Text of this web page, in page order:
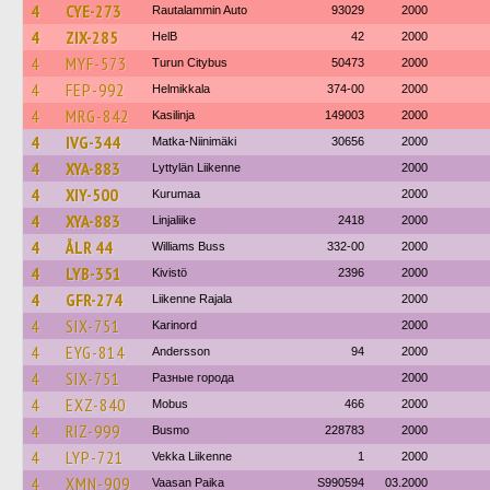
4 CYE-273 Rautalammin Auto 93029 2000
4 ZIX-285 HelB 42 2000
4 MYF-573 Turun Citybus 50473 2000
4 FEP-992 Helmikkala 374-00 2000
4 MRG-842 Kasilinja 149003 2000
4 IVG-344 Matka-Niinimäki 30656 2000
4 XYA-883 Lyttylän Liikenne 2000
4 XIY-500 Kurumaa 2000
4 XYA-883 Linjaliike 2418 2000
4 ÅLR 44 Williams Buss 332-00 2000
4 LYB-351 Kivistö 2396 2000
4 GFR-274 Liikenne Rajala 2000
4 SIX-751 Karinord 2000
4 EYG-814 Andersson 94 2000
4 SIX-751 Разные города 2000
4 EXZ-840 Mobus 466 2000
4 RIZ-999 Busmo 228783 2000
4 LYP-721 Vekka Liikenne 1 2000
4 XMN-909 Vaasan Paika S990594 03.2000